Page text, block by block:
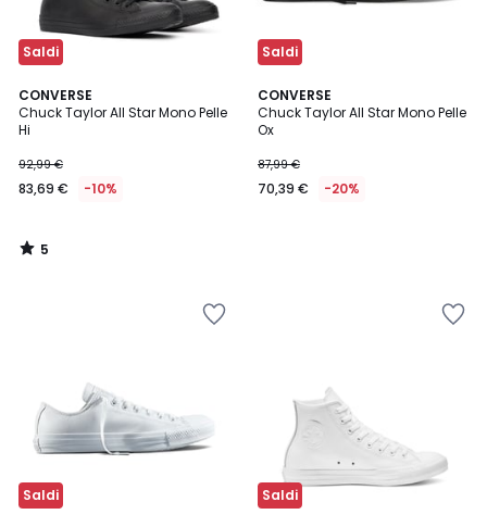
Saldi
CONVERSE
Chuck Taylor All Star Mono Pelle
Hi
92,99 €
83,69 € -10%
5
/
5
5
/
Saldi
CONVERSE
Chuck Taylor All Star Mono Pelle
Ox
87,99 €
70,39 € -20%
Saldi Saldi